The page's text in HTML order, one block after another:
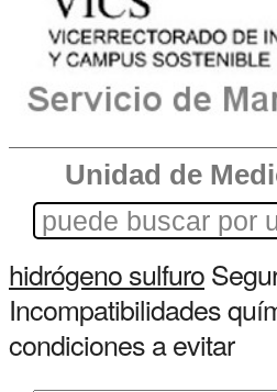
Unidad de
hidrógeno sulfuro
Incompatibilidades
condiciones a evitar